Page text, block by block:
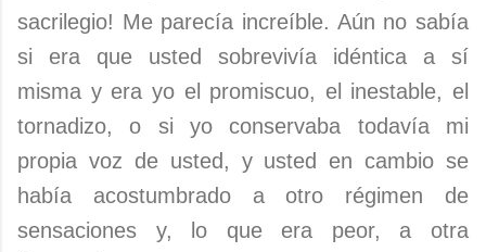
sacrilegio! Me parecía increíble. Aún no sabía
si era que usted sobrevivía idéntica a sí
misma y era yo el promiscuo, el inestable, el
tornadizo, o si yo conservaba todavía mi
propia voz de usted, y usted en cambio se
había acostumbrado a otro régimen de
sensaciones y, lo que era peor, a otra